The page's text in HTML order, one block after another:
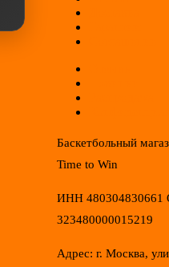
Баскетбольный
Time to Win
ИНН 480304830661
323480000015219
Адрес: г. Москва,